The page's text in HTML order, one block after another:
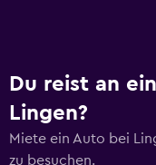
Du reist an
Lingen?
Miete ein Auto bei
zu besuchen.